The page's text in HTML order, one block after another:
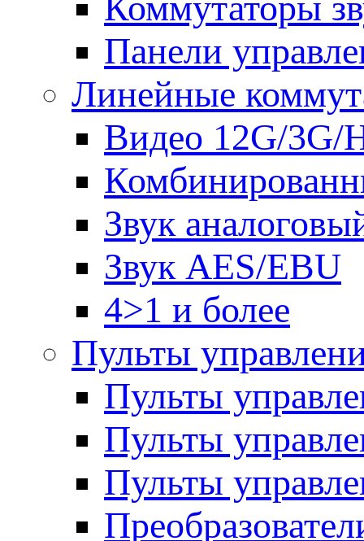
Панели
Линейные
Видео 12G/3G/
Звук
Звук AES/EBU
4>1 и более
Пульты
Пульты
Пульты
Пульты